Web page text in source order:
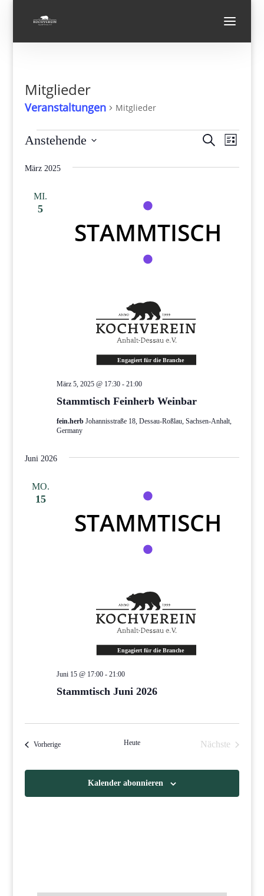
Mitglieder
Veranstaltungen Mitglieder
Veranstaltungen
und
SucheListe
Anstehende
wählen.
März 2025
MI.
5
Stammtisch Feinherb Weinbar
März 5, 2025 @ 17:30- 21:00
fein.herb Johannisstraße 18, Dessau-Roßlau, Sachsen-Anhalt,
Germany
Juni 2026
MO.
15
Stammtisch Juni 2026
Juni 15 @ 17:00- 21:00
VorherigeVeranstaltungen Heute
Nächste
Kalender abonnieren